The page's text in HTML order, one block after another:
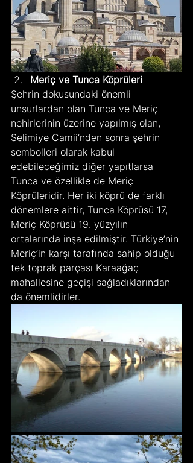
Meriç ve Tunca Köprüleri
Şehrin dokusundaki önemli
unsurlardan olan Tunca ve Meriç
nehirlerinin üzerine yapılmış olan,
Selimiye Camii’nden sonra şehrin
sembolleri olarak kabul
edebileceğimiz diğer yapıtlarsa
Tunca ve özellikle de Meriç
Köprüleridir. Her iki köprü de farklı
dönemlere aittir, Tunca Köprüsü 17,
Meriç Köprüsü 19. yüzyılın
ortalarında inşa edilmiştir. Türkiye’nin
Meriç’in karşı tarafında sahip olduğu
tek toprak parçası Karaağaç
mahallesine geçişi sağladıklarından
da önemlidirler.